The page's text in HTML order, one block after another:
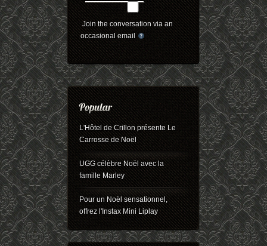
Join the conversation via an
occasional email
L'Hôtel de Crillon présente Le
Carrosse de Noël
UGG célèbre Noël avec la
famille Marley
Pour un Noël sensationnel,
offrez l'Instax Mini Liplay